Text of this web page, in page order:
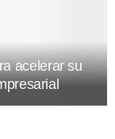
acelerar su